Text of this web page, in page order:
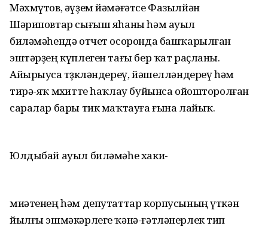
Мәхмүтов, әүҙем йәмәғәтсе Фазылйән
Шәриповтар сығыш яһаны һәм ауыл
биләмәһендә отчет осоронда башҡарылған
эштәрҙең күплеген тағы бер ҡат раҫланы.
Айырыуса төҙөкләндереү, йәшелләндереү һәм
тирә-яҡ мөхитте һаҡлау буйынса ойошторолған
саралар бары тик маҡтауға ғына лайыҡ.
Юлдыбай ауыл биләмәһе хаки-
миәтенең һәм депутаттар корпусының үткән
йылғы эшмәкәрлеге ҡәнә-ғәтләнерлек тип